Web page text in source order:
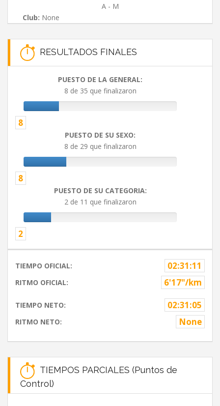
A - M
Club: None
RESULTADOS FINALES
PUESTO DE LA GENERAL:
8 de 35 que finalizaron
8
PUESTO DE SU SEXO:
8 de 29 que finalizaron
8
PUESTO DE SU CATEGORIA:
2 de 11 que finalizaron
2
TIEMPO OFICIAL: 02:31:11
RITMO OFICIAL: 6'17"/km
TIEMPO NETO: 02:31:05
RITMO NETO: None
TIEMPOS PARCIALES (Puntos de
Control)